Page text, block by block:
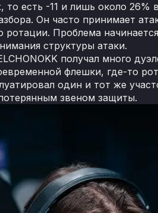
есть -11 и лишь около 26%
Он часто принимает
Проблема
структуры атаки.
получал много
флешки, где-то
один и тот же
звеном защиты.